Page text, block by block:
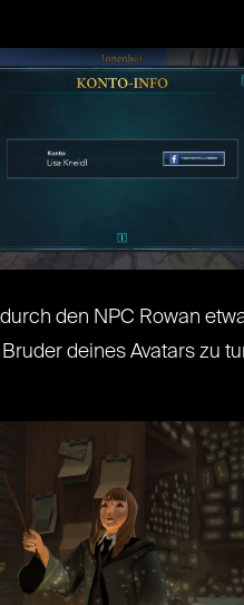
den NPC Rowan
deines Avatars zu